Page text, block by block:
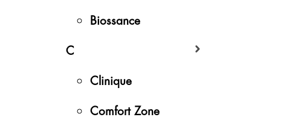
Biossance
C
Clinique
Comfort Zone